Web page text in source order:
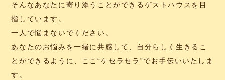
そんなあなたに寄り添うことができるゲストハウスを目
指しています。
一人で悩まないでください。
あなたのお悩みを一緒に共感して、自分らしく生きるこ
とができるように、ここ“ケセラセラ”でお手伝いいたしま
す。